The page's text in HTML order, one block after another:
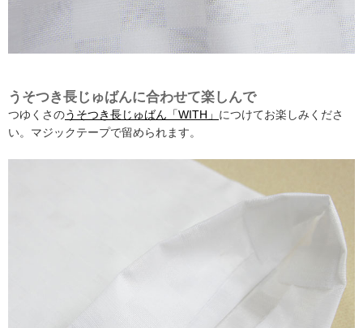
うそつき長じゅばんに合わせて楽しんで
つゆくさのうそつき長じゅばん「WITH」 につけてお楽しみくださ
い。マジックテープで留められます。